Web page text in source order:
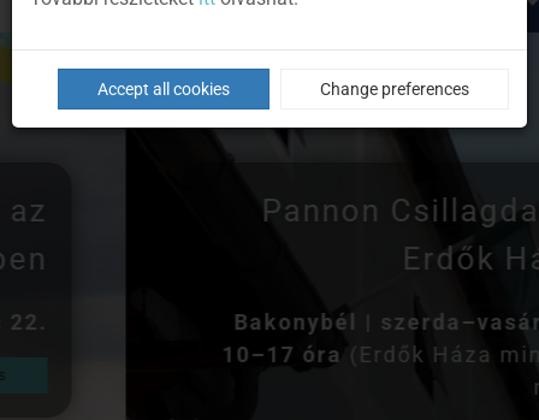
Pannon Csillagda és
Erdők Háza
Bakonybél | szerda–vasárnap
(Erdők Háza minden
Accept all cookies Change preferences